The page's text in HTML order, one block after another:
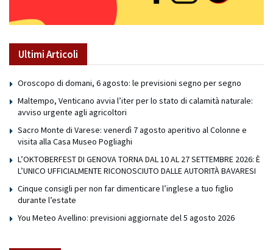
Ultimi Articoli
Oroscopo di domani, 6 agosto: le previsioni segno per segno
Maltempo, Venticano avvia l’iter per lo stato di calamità naturale:
avviso urgente agli agricoltori
Sacro Monte di Varese: venerdì 7 agosto aperitivo al Colonne e
visita alla Casa Museo Pogliaghi
L’OKTOBERFEST DI GENOVA TORNA DAL 10 AL 27 SETTEMBRE 2026: È
L’UNICO UFFICIALMENTE RICONOSCIUTO DALLE AUTORITÀ BAVARESI
Cinque consigli per non far dimenticare l’inglese a tuo figlio
durante l’estate
You Meteo Avellino: previsioni aggiornate del 5 agosto 2026